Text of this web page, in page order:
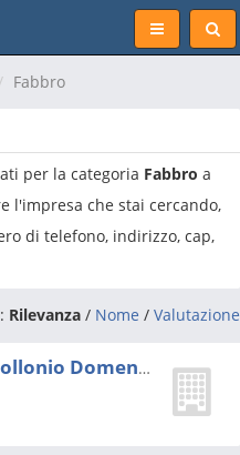
Fabbro
per la categoria Fabbro a
l'impresa che stai cercando,
di telefono, indirizzo, cap,
Rilevanza / Nome / Valutazione
La Bottega Del Ferro Di Apollonio Domenico